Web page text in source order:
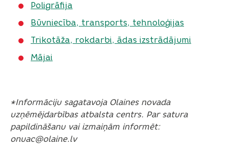
Poligrāfija
Būvniecība, transports, tehnoloģijas
Trikotāža, rokdarbi, ādas izstrādājumi
Mājai
*Informāciju sagatavoja Olaines novada
uzņēmējdarbības atbalsta centrs. Par satura
papildināšanu vai izmaiņām informēt:
onuac@olaine.lv